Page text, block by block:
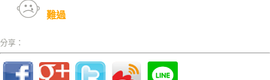
難過
分享：